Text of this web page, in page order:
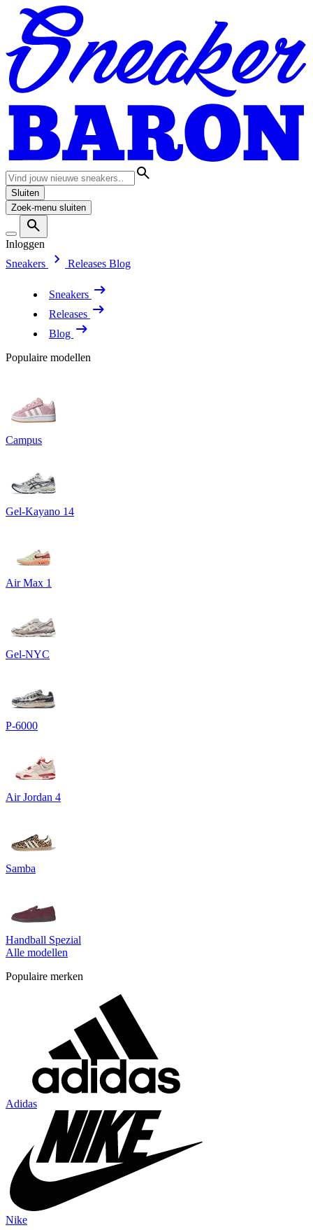
Sluiten
Zoek-menu sluiten
Inloggen
Sneakers
Releases Blog
Sneakers
Releases
Blog
Populaire modellen
Campus
Gel-Kayano 14
Air Max 1
Gel-NYC
P-6000
Air Jordan 4
Samba
Handball Spezial
Alle modellen
Populaire merken
Adidas
Nike